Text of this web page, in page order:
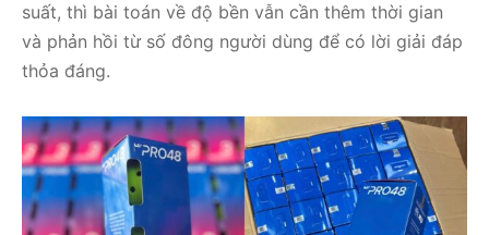
suất, thì bài toán về độ bền vẫn cần thêm thời gian
và phản hồi từ số đông người dùng để có lời giải đáp
thỏa đáng.